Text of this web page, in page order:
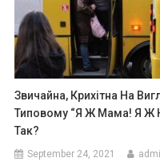
Звичайна, Крихітна На
Типовому “Я Ж Мама! Я Ж
Так?
September 24, 2021